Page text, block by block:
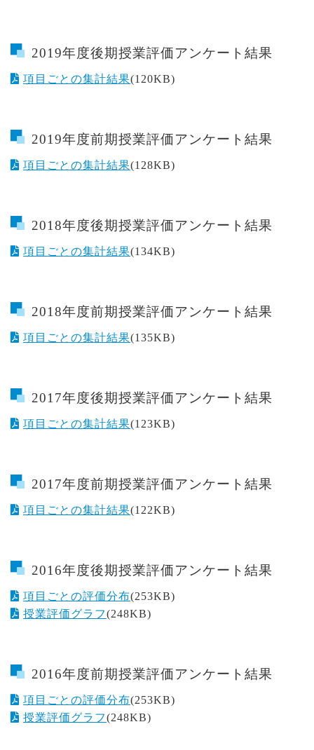
2019年度後期授業評価アンケート結果
項目ごとの集計結果(120KB)
2019年度前期授業評価アンケート結果
項目ごとの集計結果(128KB)
2018年度後期授業評価アンケート結果
項目ごとの集計結果(134KB)
2018年度前期授業評価アンケート結果
項目ごとの集計結果(135KB)
2017年度後期授業評価アンケート結果
項目ごとの集計結果(123KB)
2017年度前期授業評価アンケート結果
項目ごとの集計結果(122KB)
2016年度後期授業評価アンケート結果
項目ごとの評価分布(253KB)
授業評価グラフ(248KB)
2016年度前期授業評価アンケート結果
項目ごとの評価分布(253KB)
授業評価グラフ(248KB)